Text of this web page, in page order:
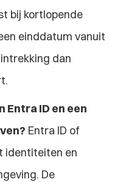
bij kortlopende
einddatum vanuit
dan
ID en een
Entra ID of
identiteiten en
De